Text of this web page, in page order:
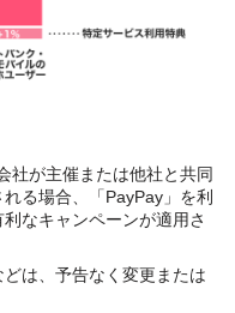
社が主催または他社と共同
る場合、「PayPay」を利
なキャンペーンが適用さ
は、予告なく変更または